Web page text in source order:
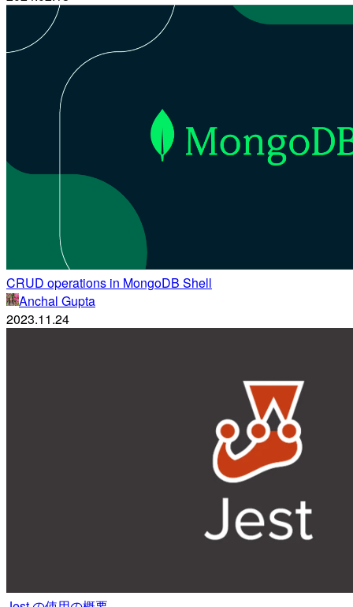
CRUD operations in MongoDB Shell
Anchal Gupta
2023.11.24